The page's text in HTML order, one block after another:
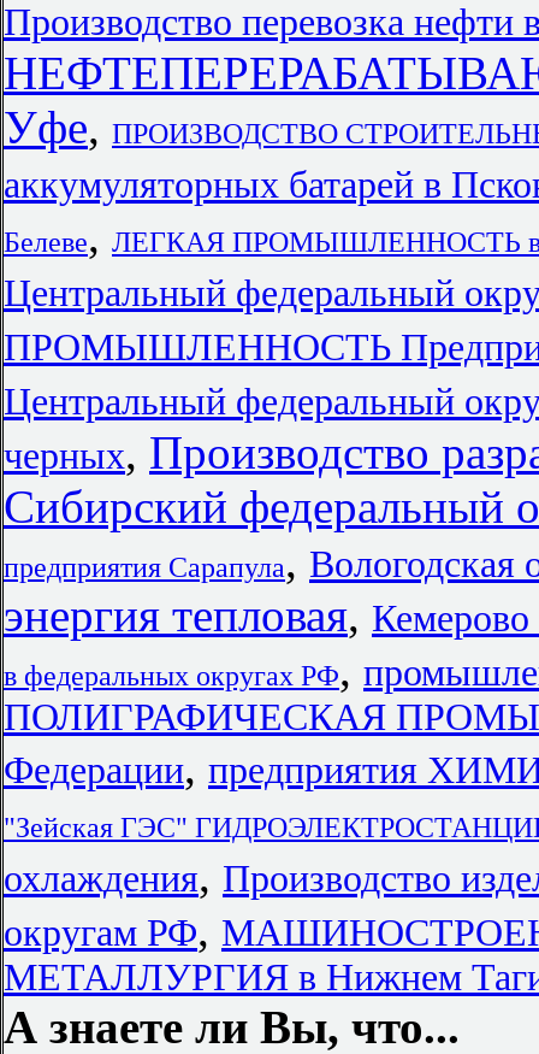
Производство перевозка нефти
Уфе, ПРОИЗВОДСТВО
аккумуляторных батарей в
Белеве, ЛЕГКАЯ ПРОМЫШЛЕННОСТЬ в
Центральный федеральный
ПРОМЫШЛЕННОСТЬ
Центральный федеральный
черных, Производство
Сибирский федеральный
предприятия Сарапула, Вологодская
энергия тепловая, Кемерово
в федеральных округах РФ,
ПОЛИГРАФИЧЕСКАЯ
Федерации, предприятия
"Зейская ГЭС"
охлаждения, Производство
округам РФ,
МЕТАЛЛУРГИЯ в Нижнем
А знаете ли Вы, что...